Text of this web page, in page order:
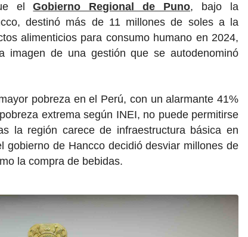
elGobierno Regional de Puno, bajo la
destinó más de 11 millones de soles a la
alimenticios para consumo humano en 2024,
imagen de una gestión que se autodenominó
pobreza en el Perú, con un alarmante 41%
extrema según INEI, no puede permitirse
la región carece de infraestructura básica en
gobierno de Hancco decidió desviar millones de
la compra de bebidas.